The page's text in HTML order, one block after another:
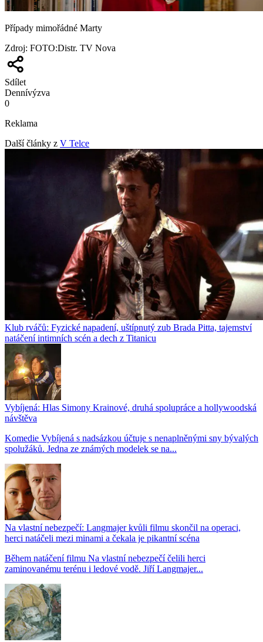
Případy mimořádné Marty
Zdroj: FOTO:Distr. TV Nova
Sdílet
Dennívýzva
0
Reklama
Další články z V Telce
Klub rváčů: Fyzické napadení, uštípnutý zub Brada Pitta, tajemství
natáčení intimních scén a dech z Titanicu
Vybíjená: Hlas Simony Krainové, druhá spolupráce a hollywoodská
návštěva
Komedie Vybíjená s nadsázkou účtuje s nenaplněnými sny bývalých
spolužáků. Jedna ze známých modelek se na...
Na vlastní nebezpečí: Langmajer kvůli filmu skončil na operaci,
herci natáčeli mezi minami a čekala je pikantní scéna
Během natáčení filmu Na vlastní nebezpečí čelili herci
zaminovanému terénu i ledové vodě. Jiří Langmajer...